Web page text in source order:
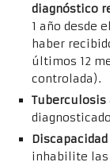
diagnóstico
1 año desde
haber
últimos 12
controlada).
Tuberculosis
inhabilite las